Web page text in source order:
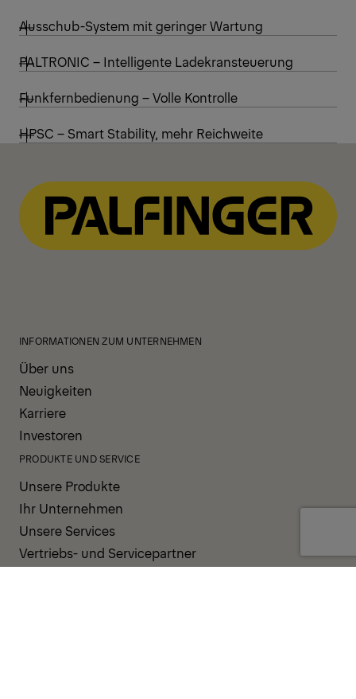
Ausschub-System mit geringer Wartung
PALTRONIC – Intelligente Ladekransteuerung
Funkfernbedienung – Volle Kontrolle
HPSC – Smart Stability, mehr Reichweite
INFORMATIONEN ZUM UNTERNEHMEN
Über uns
Neuigkeiten
Karriere
Investoren
PRODUKTE UND SERVICE
Unsere Produkte
Ihr Unternehmen
Unsere Services
Vertriebs- und Servicepartner